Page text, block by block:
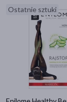
Ostatnie sztuki
Marka
ARIZER(1)